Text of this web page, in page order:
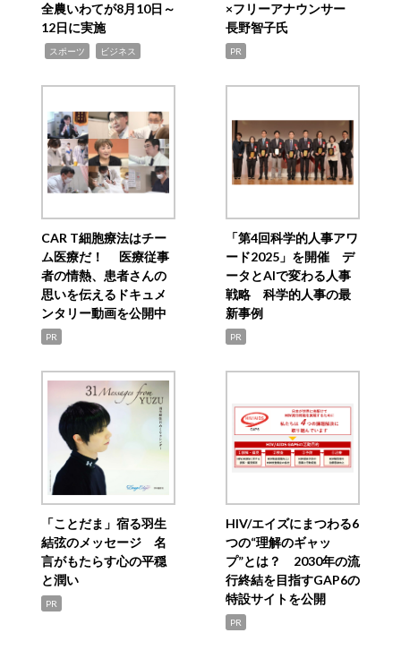
全農いわてが8月10日～
12日に実施
スポーツ ビジネス
×フリーアナウンサー
長野智子氏
PR
CAR T細胞療法はチー
ム医療だ！ 医療従事
者の情熱、患者さんの
思いを伝えるドキュメ
ンタリー動画を公開中
PR
「第4回科学的人事アワ
ード2025」を開催 デ
ータとAIで変わる人事
戦略 科学的人事の最
新事例
PR
「ことだま」宿る羽生
結弦のメッセージ 名
言がもたらす心の平穏
と潤い
PR
HIV/エイズにまつわる6
つの“理解のギャッ
プ”とは？ 2030年の流
行終結を目指すGAP6の
特設サイトを公開
PR